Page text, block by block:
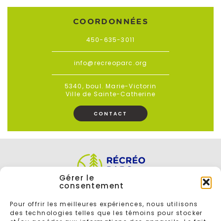
Gérer le
consentement
Pour offrir les meilleures expériences, nous utilisons
des technologies telles que les témoins pour stocker
COORDONNÉES
450-635-3011
info@recreoparc.org
5340, boul. Marie-Victorin
Ville de Sainte-Catherine
CONTACT